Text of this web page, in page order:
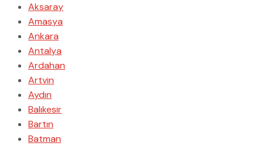
Aksaray
Amasya
Ankara
Antalya
Ardahan
Artvin
Aydın
Balıkesir
Bartın
Batman